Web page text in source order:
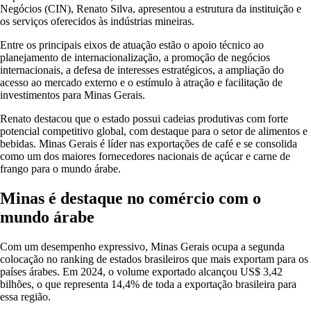
Negócios (CIN), Renato Silva, apresentou a estrutura da instituição e
os serviços oferecidos às indústrias mineiras.
Entre os principais eixos de atuação estão o apoio técnico ao
planejamento de internacionalização, a promoção de negócios
internacionais, a defesa de interesses estratégicos, a ampliação do
acesso ao mercado externo e o estímulo à atração e facilitação de
investimentos para Minas Gerais.
Renato destacou que o estado possui cadeias produtivas com forte
potencial competitivo global, com destaque para o setor de alimentos e
bebidas. Minas Gerais é líder nas exportações de café e se consolida
como um dos maiores fornecedores nacionais de açúcar e carne de
frango para o mundo árabe.
Minas é destaque no comércio com o
mundo árabe
Com um desempenho expressivo, Minas Gerais ocupa a segunda
colocação no ranking de estados brasileiros que mais exportam para os
países árabes. Em 2024, o volume exportado alcançou US$ 3,42
bilhões, o que representa 14,4% de toda a exportação brasileira para
essa região.